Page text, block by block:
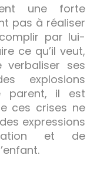
une forte
pas à réaliser
par lui-
ce qu’il veut,
ses
explosions
parent, il est
ces crises ne
expressions
et de